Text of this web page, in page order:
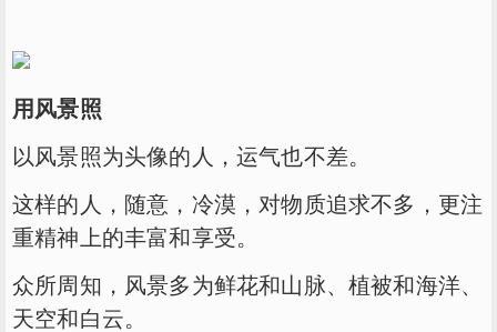
用风景照
以风景照为头像的人，运气也不差。
这样的人，随意，冷漠，对物质追求不多，更注
重精神上的丰富和享受。
众所周知，风景多为鲜花和山脉、植被和海洋、
天空和白云。